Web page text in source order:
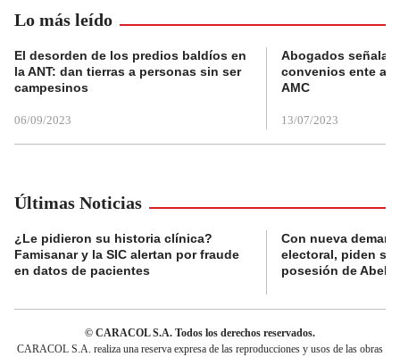
Lo más leído
El desorden de los predios baldíos en
la ANT: dan tierras a personas sin ser
campesinos
06/09/2023
Abogados
convenios ente
AMC
13/07/2023
Últimas Noticias
¿Le pidieron su historia clínica?
Famisanar y la SIC alertan por fraude
en datos de pacientes
Con nueva
electoral, piden
posesión de
© CARACOL S.A. Todos los derechos reservados.
CARACOL S.A. realiza una reserva expresa de las reproducciones y usos de las obras